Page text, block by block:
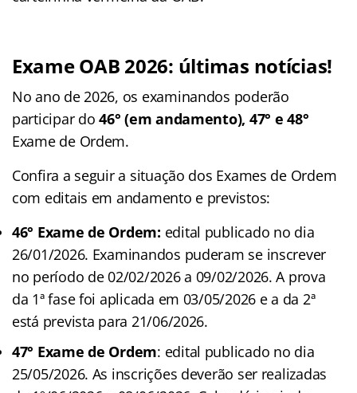
Exame OAB 2026: últimas notícias!
No ano de 2026, os examinandos poderão
participar do46° (em andamento), 47° e 48°
Exame de Ordem.
Confira a seguir a situação dos Exames de Ordem
com editais em andamento e previstos:
46° Exame de Ordem: edital publicado no dia
26/01/2026. Examinandos puderam se inscrever
no período de 02/02/2026 a 09/02/2026. A prova
da 1ª fase foi aplicada em 03/05/2026 e a da 2ª
está prevista para 21/06/2026.
47° Exame de Ordem: edital publicado no dia
25/05/2026. As inscrições deverão ser realizadas